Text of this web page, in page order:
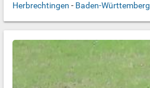
Herbrechtingen - Baden-Württemberg